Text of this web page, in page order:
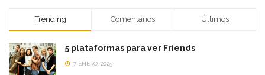
Trending Comentarios Últimos
5 plataformas para ver Friends
7 ENERO, 2025